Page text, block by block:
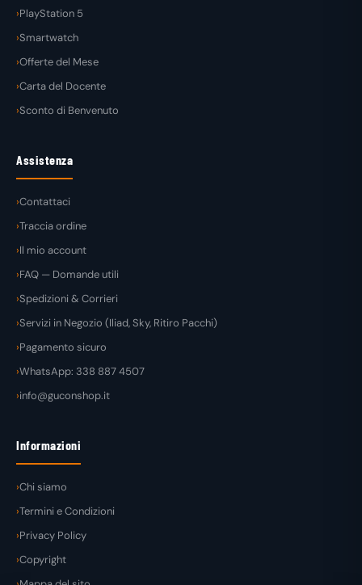
PlayStation 5
Smartwatch
Offerte del Mese
Carta del Docente
Sconto di Benvenuto
Assistenza
Contattaci
Traccia ordine
Il mio account
FAQ — Domande utili
Spedizioni & Corrieri
Servizi in Negozio (Iliad, Sky, Ritiro Pacchi)
Pagamento sicuro
WhatsApp: 338 887 4507
info@guconshop.it
Informazioni
Chi siamo
Termini e Condizioni
Privacy Policy
Copyright